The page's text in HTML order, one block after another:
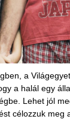
a
a halál egy
Lehet jól
célozzuk meg